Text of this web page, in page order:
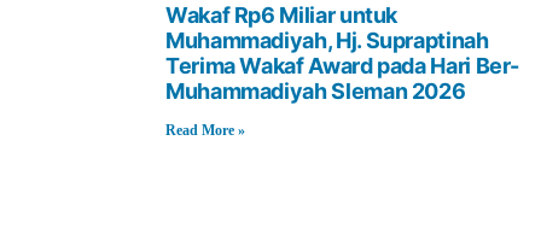
Wakaf Rp6 Miliar untuk
Muhammadiyah, Hj. Supraptinah
Terima Wakaf Award pada Hari Ber-
Muhammadiyah Sleman 2026
Read More »